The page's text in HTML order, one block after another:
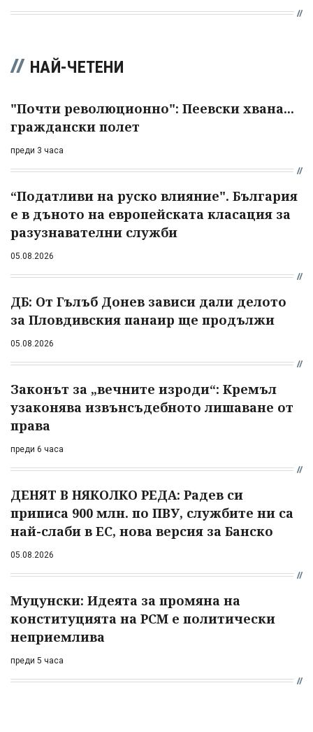
НАЙ-ЧЕТЕНИ
"Почти революционно": Пеевски хвана...
граждански полет
преди 3 часа
“Податливи на руско влияние". България
е в дъното на европейската класация за
разузнавателни служби
05.08.2026
ДБ: От Гълъб Донев зависи дали делото
за Пловдивския панаир ще продължи
05.08.2026
Законът за „вечните изроди“: Кремъл
узаконява извънсъдебното лишаване от
права
преди 6 часа
ДЕНЯТ В НЯКОЛКО РЕДА: Радев си
приписа 900 млн. по ПВУ, службите ни са
най-слаби в ЕС, нова версия за Банско
05.08.2026
Муцунски: Идеята за промяна на
конституцията на РСМ е политически
неприемлива
преди 5 часа